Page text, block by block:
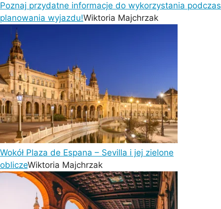
Poznaj przydatne informacje do wykorzystania podczas
planowania wyjazdu!Wiktoria Majchrzak
Wokół Plaza de Espana – Sevilla i jej zielone
obliczeWiktoria Majchrzak